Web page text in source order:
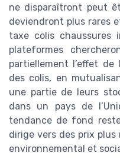
ne disparaîtront peut
deviendront plus rares
taxe colis chaussures
plateformes
partiellement l’effet
des colis, en
une partie de leurs
dans un pays de
tendance de fond
dirige vers des prix
environnemental et